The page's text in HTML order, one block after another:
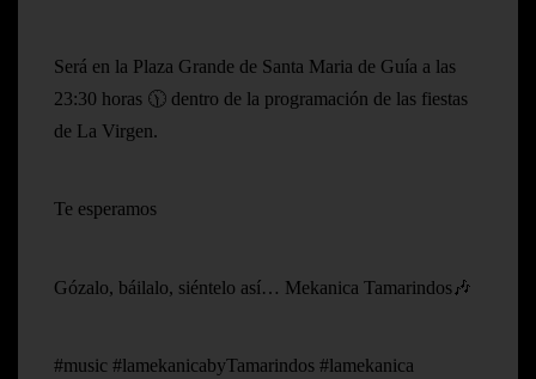
Será en la Plaza Grande de Santa Maria de Guía a las
23:30 horas 🕦 dentro de la programación de las fiestas
de La Virgen.
Te esperamos
Gózalo, báilalo, siéntelo así… Mekanica Tamarindos🎶
#music #lamekanicabyTamarindos #lamekanica